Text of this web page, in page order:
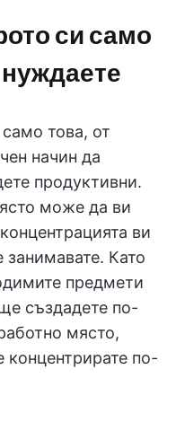
си само
нуждаете
това, от
начин да
продуктивни.
може да ви
ви
занимавате. Като
предмети
създадете по-
място,
концентрирате по-